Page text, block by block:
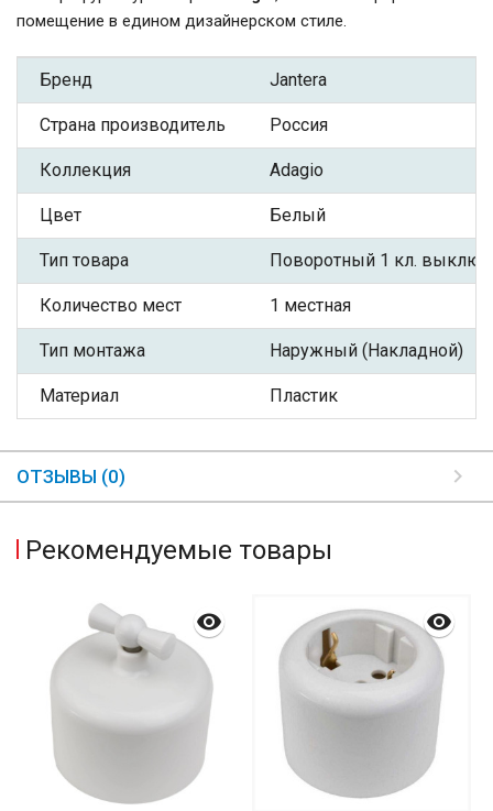
помещение в едином дизайнерском стиле.
Бренд Jantera
Страна производитель Россия
Коллекция Adagio
Цвет Белый
Тип товара Поворотный 1 кл.
Количество мест 1 местная
Тип монтажа Наружный (Накладной)
Материал Пластик
ОТЗЫВЫ (0)
Рекомендуемые товары